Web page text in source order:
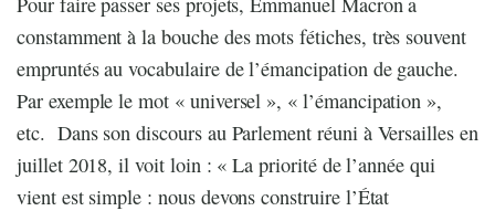
constamment à la bouche des mots fétiches, très souvent
empruntés au vocabulaire de l’émancipation de gauche.
Par exemple le mot « universel », « l’émancipation »,
etc. Dans son discours au Parlement réuni à Versailles en
juillet 2018, il voit loin : « La priorité de l’année qui
vient est simple : nous devons construire l’État